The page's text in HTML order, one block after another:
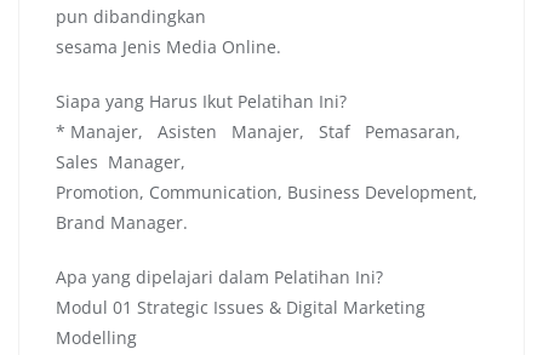
pun dibandingkan
sesama Jenis Media Online.
Siapa yang Harus Ikut Pelatihan Ini?
* Manajer, Asisten Manajer, Staf Pemasaran,
Sales Manager,
Promotion, Communication, Business Development,
Brand Manager.
Apa yang dipelajari dalam Pelatihan Ini?
Modul 01 Strategic Issues & Digital Marketing
Modelling